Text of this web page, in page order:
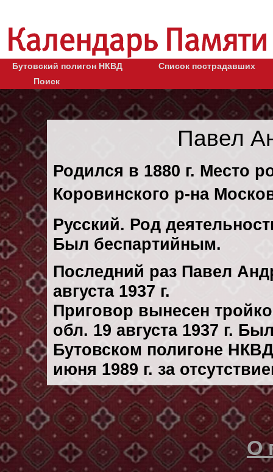
Бутовский полигон НКВД
Список пострадавших
Поиск
Павел
Родился в 1880 г. Место
Коровинского р-на
Русский. Род
Был беспартийным.
Последний раз Павел
августа 1937 г.
Приговор вынесен
обл. 19 августа 1937 г.
Бутовском полигоне
июня 1989 г. за
О